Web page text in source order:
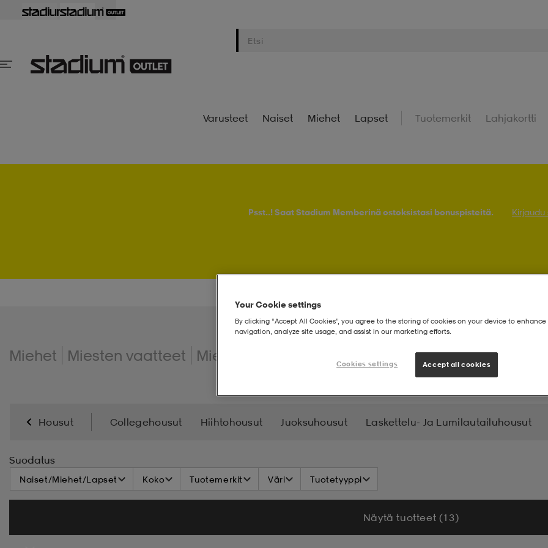
Varusteet Naiset Miehet Lapset Tuotemerkit Lahjakortti
Psst..! Saat Stadium Memberinä ostoksistasi bonuspisteitä. Kirjaudu
Miehet Miesten vaatteet Miesten housut Miesten treenihousut
Housut Collegehousut Hiihtohousut Juoksuhousut Laskettelu- Ja Lumilautailuhousut
Ulkoiluhousut
Suodatus
Naiset/Miehet/Lapset Koko Tuotemerkit Väri Tuotetyyppi
Näytä tuotteet (13)
Your Cookie settings
By clicking “Accept All Cookies”, you agree to the storing of cookies on your device to enhance
navigation, analyze site usage, and assist in our marketing efforts.
Cookies settings Accept all cookies